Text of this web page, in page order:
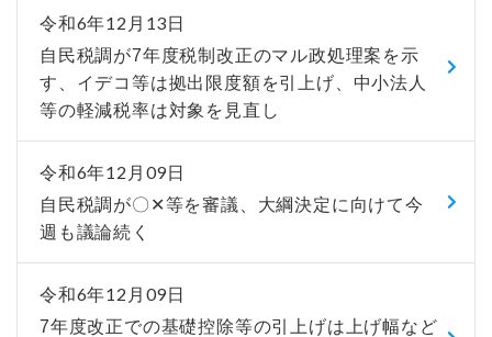
令和6年12月13日
自民税調が7年度税制改正のマル政処理案を示
す、イデコ等は拠出限度額を引上げ、中小法人
等の軽減税率は対象を見直し
令和6年12月09日
自民税調が〇✕等を審議、大綱決定に向けて今
週も議論続く
令和6年12月09日
7年度改正での基礎控除等の引上げは上げ幅など